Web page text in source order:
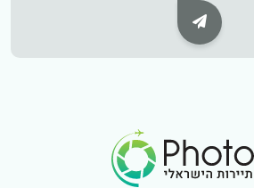
Subscribe Button